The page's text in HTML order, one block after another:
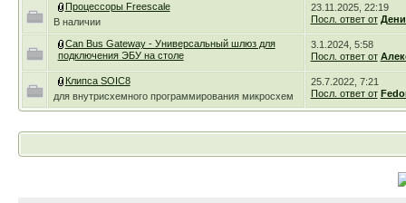
Процессоры Freescale
В наличии
23.11.2025, 22:19
Посл. ответ от
Can Bus Gateway - Универсальный шлюз для
подключения ЭБУ на столе
3.1.2024, 5:58
Посл. ответ от
Клипса SOIC8
для внутрисхемного программирования микросхем
25.7.2022, 7:21
Посл. ответ от